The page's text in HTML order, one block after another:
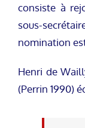
consiste à
sous-
nomination
Henri de
(Perrin 1990)